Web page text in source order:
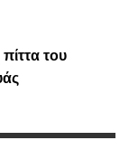
του